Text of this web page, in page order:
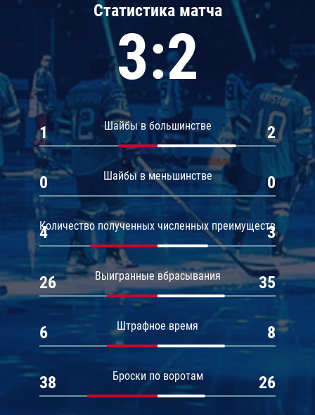
Статистика матча
3:2
Шайбы в большинстве
1 2
Шайбы в меньшинстве
0 0
Количество полученных численных преимуществ
4 3
Выигранные вбрасывания
26 35
Штрафное время
6 8
Броски по воротам
38 26